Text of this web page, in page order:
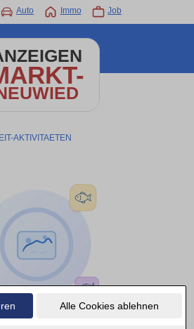
Alle Cookies ablehnen
Auto Immo Job
AKTIVITAETEN